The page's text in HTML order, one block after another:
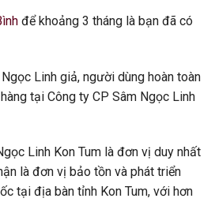
để khoảng 3 tháng là bạn đã có
Linh giả, người dùng hoàn toàn
tại Công ty CP Sâm Ngọc Linh
Linh Kon Tum là đơn vị duy nhất
là đơn vị bảo tồn và phát triển
tại địa bàn tỉnh Kon Tum, với hơn